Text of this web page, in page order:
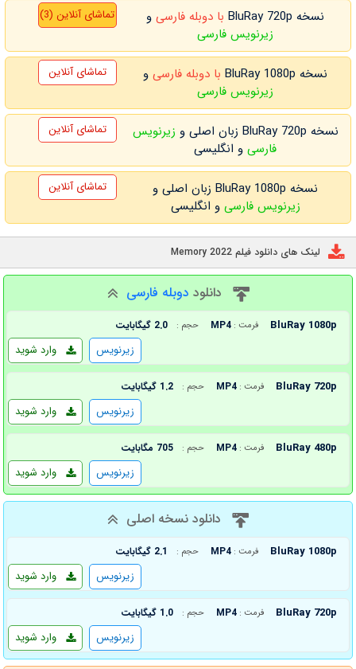
نسخه BluRay 720p با دوبله فارسیو
زیرنویس فارسی
تماشای آنلاین (3)
نسخه BluRay 1080p با دوبله فارسیو
زیرنویس فارسی
تماشای آنلاین
نسخه BluRay 720p زبان اصلی و
زیرنویس
فارسیو انگلیسی
تماشای آنلاین
نسخه BluRay 1080p زبان اصلی و
زیرنویس فارسی و انگلیسی
تماشای آنلاین
لینک های دانلود فیلم Memory 2022
دانلود دوبله فارسی
BluRay 1080p فرمت : MP4 حجم : 2.0 گیگابایت
وارد شوید زیرنویس
BluRay 720p فرمت : MP4 حجم : 1.2 گیگابایت
وارد شوید زیرنویس
BluRay 480p فرمت : MP4 حجم : 705 مگابایت
وارد شوید زیرنویس
دانلود نسخه اصلی
BluRay 1080p فرمت : MP4 حجم : 2.1 گیگابایت
وارد شوید زیرنویس
BluRay 720p فرمت : MP4 حجم : 1.0 گیگابایت
وارد شوید زیرنویس